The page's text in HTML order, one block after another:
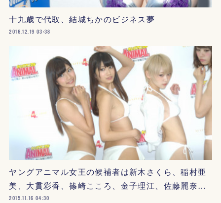
十九歳で代取、結城ちかのビジネス夢
2016.12.19 03:38
ヤングアニマル女王の候補者は新木さくら、稲村亜
美、大貫彩香、篠崎こころ、金子理江、佐藤麗奈…
2015.11.16 04:30